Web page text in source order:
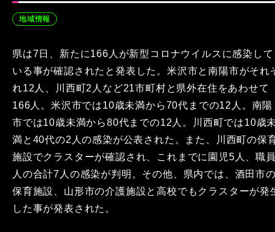
地域情報
県は7日、新たに166人が新型コロナウイルスに感染して
いる事が確認されたと発表した。米沢市と南陽市がそれ
れ12人、川西町2人など21市町村と県外在住をあわせて
166人。米沢市では10歳未満から70代までの12人。南陽
市では10歳未満から80代までの12人。川西町では10歳
満と40代の2人の感染が公表された。また、川西町の保
施設でクラスターが確認され、これまでに園児5人、職
人の合計7人の感染が判明。その他、県内では、酒田市
保育施設、山形市の介護施設と高校でもクラスターが発
した事が発表された。